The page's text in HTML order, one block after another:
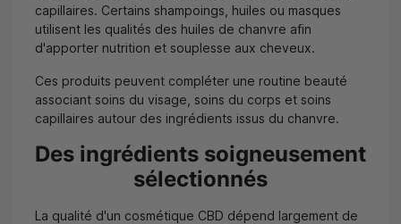
capillaires. Certains shampoings, huiles ou masques
utilisent les qualités des huiles de chanvre afin
d'apporter nutrition et souplesse aux cheveux.
Ces produits peuvent compléter une routine beauté
associant soins du visage, soins du corps et soins
capillaires autour des ingrédients issus du chanvre.
Des ingrédients soigneusement
sélectionnés
La qualité d'un cosmétique CBD dépend largement de